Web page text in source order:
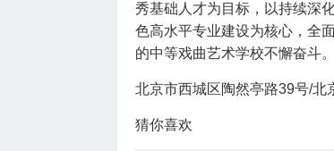
秀基础人才为目标，以持续深
色高水平专业建设为核心，全
的中等戏曲艺术学校不懈奋斗。
北京市西城区陶然亭路39号/北
猜你喜欢